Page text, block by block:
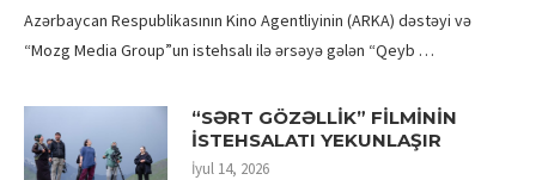
Azərbaycan Respublikasının Kino Agentliyinin (ARKA) dəstəyi və
“Mozg Media Group”un istehsalı ilə ərsəyə gələn “Qeyb …
“SƏRT GÖZƏLLİK” FİLMİNİN
İSTEHSALATI YEKUNLAŞIR
İyul 14, 2026